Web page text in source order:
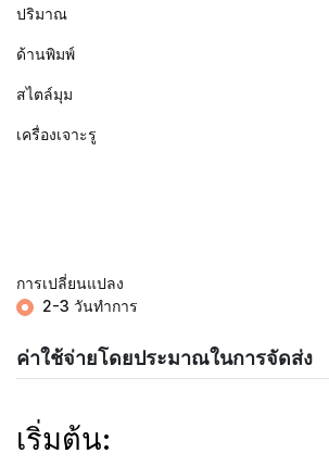
ปริมาณ
ด้านพิมพ์
สไตล์มุม
เครื่องเจาะรู
การเปลี่ยนแปลง
2-3 วันทำการ
ค่าใช้จ่ายโดยประมาณในการจัดส่ง
เริ่มต้น: